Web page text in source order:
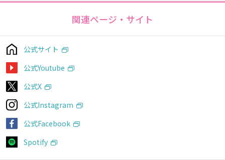
関連ページ・サイト
公式サイト
公式Youtube
公式X
公式Instagram
公式Facebook
Spotify